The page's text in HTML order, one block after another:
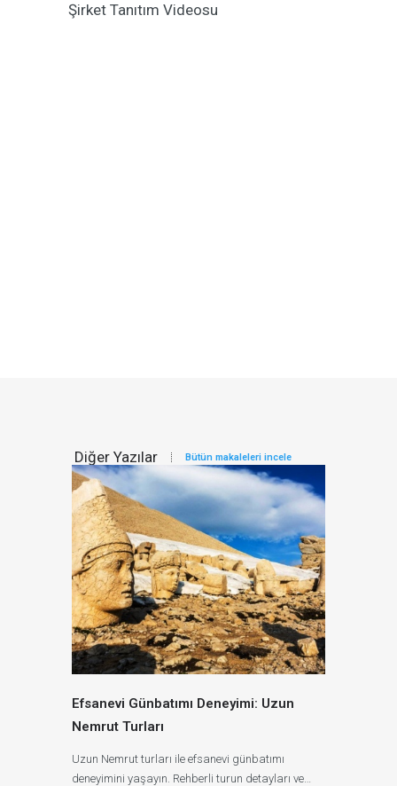
Şirket Tanıtım Videosu
Diğer Yazılar Bütün makaleleri incele
Efsanevi Günbatımı Deneyimi: Uzun
Nemrut Turları
Uzun Nemrut turları ile efsanevi günbatımı
deneyimini yaşayın. Rehberli turun detayları ve…